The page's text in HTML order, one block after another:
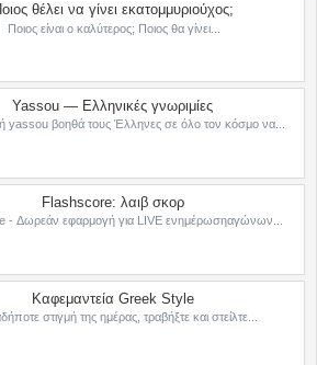
θέλει να γίνει εκατομμυριούχος;
Ποιος είναι ο καλύτερος; Ποιος θα γίνει...
Yassou — Ελληνικές γνωριμίες
yassou βοηθά τους Έλληνες σε όλο τον κόσμο να...
Flashscore: λαιβ σκορ
- Δωρεάν εφαρμογή για LIVE ενημέρωσηαγώνων...
Καφεμαντεία Greek Style
στιγμή της ημέρας, τραβήξτε και στείλτε...